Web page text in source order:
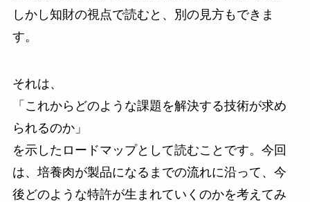
しかし知財の視点で読むと、別の見方もできま
す。
それは、
「これからどのような課題を解決する技術が求め
られるのか」
を示したロードマップとして読むことです。今回
は、培養肉が製品になるまでの流れに沿って、今
後どのような特許が生まれていくのかを考えてみ